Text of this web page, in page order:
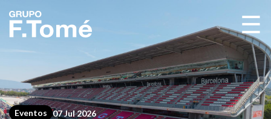
☰
Eventos 07 Jul 2026